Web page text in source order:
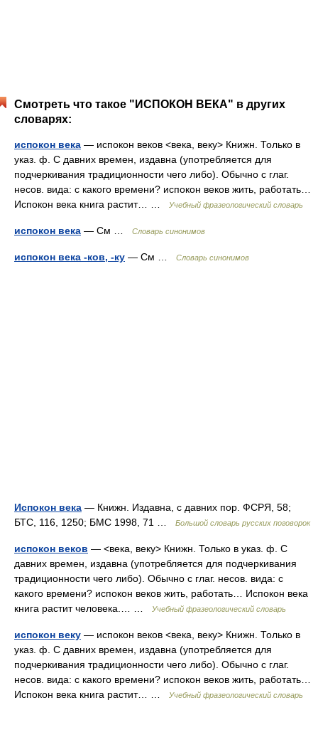
Смотреть что такое "ИСПОКОН ВЕКА" в других
словарях:
испокон века — испокон веков <века, веку> Книжн. Только в
указ. ф. С давних времен, издавна (употребляется для
подчеркивания традиционности чего либо). Обычно с глаг.
несов. вида: с какого времени? испокон веков жить, работать…
Испокон века книга растит… …
Учебный фразеологический словарь
испокон века — См … Словарь синонимов
испокон века -ков, -ку — См … Словарь синонимов
Испокон века — Книжн. Издавна, с давних пор. ФСРЯ, 58;
БТС, 116, 1250; БМС 1998, 71 …
Большой словарь русских поговорок
испокон веков — <века, веку> Книжн. Только в указ. ф. С
давних времен, издавна (употребляется для подчеркивания
традиционности чего либо). Обычно с глаг. несов. вида: с
какого времени? испокон веков жить, работать… Испокон века
книга растит человека.… …
Учебный фразеологический словарь
испокон веку — испокон веков <века, веку> Книжн. Только в
указ. ф. С давних времен, издавна (употребляется для
подчеркивания традиционности чего либо). Обычно с глаг.
несов. вида: с какого времени? испокон веков жить, работать…
Испокон века книга растит… …
Учебный фразеологический словарь